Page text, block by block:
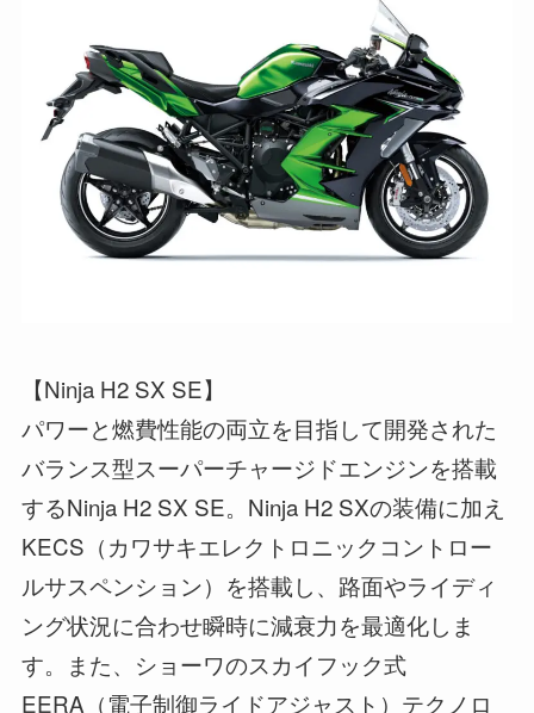
【Ninja H2 SX SE】
パワーと燃費性能の両立を目指して開発された
バランス型スーパーチャージドエンジンを搭載
するNinja H2 SX SE。Ninja H2 SXの装備に加え
KECS（カワサキエレクトロニックコントロー
ルサスペンション）を搭載し、路面やライディ
ング状況に合わせ瞬時に減衰力を最適化しま
す。また、ショーワのスカイフック式
EERA（電子制御ライドアジャスト）テクノロ